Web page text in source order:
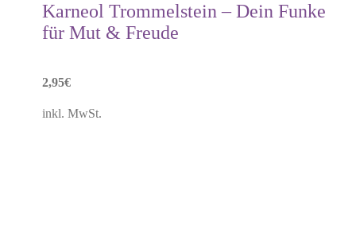
Karneol Trommelstein – Dein Funke
für Mut & Freude
2,95€
inkl. MwSt.